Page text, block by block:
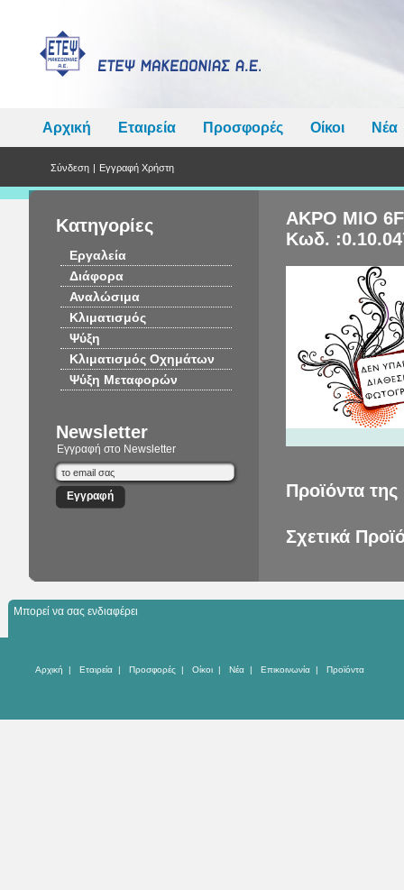
Αρχική Εταιρεία Προσφορές Οίκοι Νέα
Σύνδεση | Εγγραφή Χρήστη
Κατηγορίες
Εργαλεία
Διάφορα
Αναλώσιμα
Κλιματισμός
Ψύξη
Κλιματισμός Οχημάτων
Ψύξη Μεταφορών
Newsletter
Εγγραφή στο Newsletter
ΑΚΡΟ MIO
Κωδ.
Προϊόντα της
Σχετικά
Μπορεί να σας ενδιαφέρει
Αρχική | Εταιρεία | Προσφορές | Οίκοι | Νέα | Επικοινωνία | Προϊόντα